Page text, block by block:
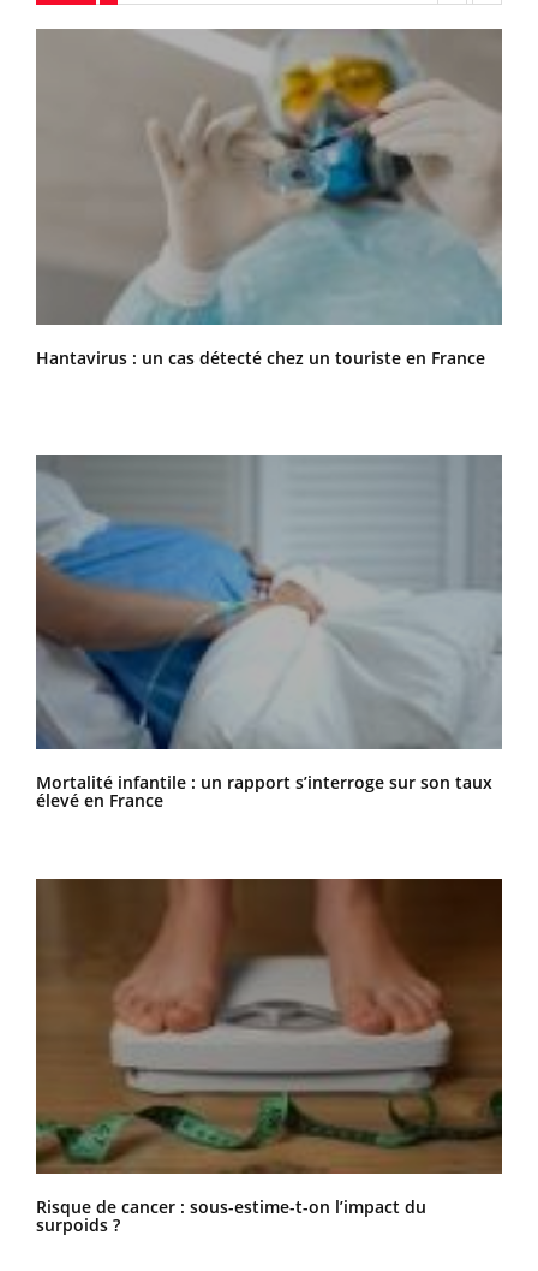
Hantavirus : un cas détecté chez un touriste en France
Mortalité infantile : un rapport s’interroge sur son taux
élevé en France
Risque de cancer : sous-estime-t-on l’impact du
surpoids ?